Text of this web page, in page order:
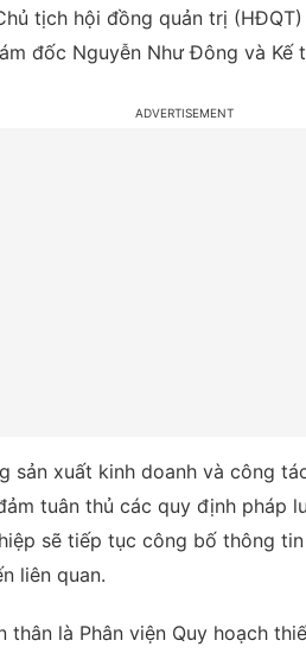
tịch hội đồng quản trị
đốc Nguyễn Như Đông và Kế
sản xuất kinh doanh và công
tuân thủ các quy định pháp
sẽ tiếp tục công bố thông
liên quan.
thân là Phân viện Quy hoạch